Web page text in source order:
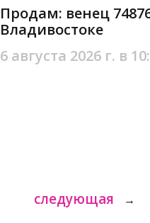
Продам: венец
Владивостоке
6 августа 2026 г. в
следующая →